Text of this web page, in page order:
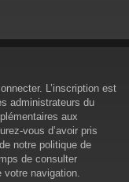
L’inscription est
administrateurs du
aux
vous d’avoir pris
notre politique de
de consulter
navigation.